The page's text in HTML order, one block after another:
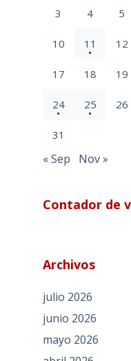
3 4 5
10 11 12
17 18 19
24 25 26
31
« Sep Nov »
Contador de
Archivos
julio 2026
junio 2026
mayo 2026